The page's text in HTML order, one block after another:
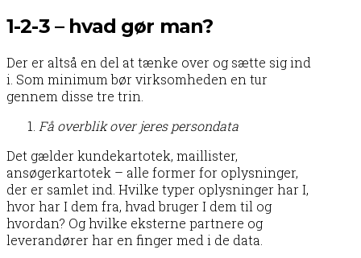
1-2-3 – hvad gør man?
Der er altså en del at tænke over og sætte sig ind
i. Som minimum bør virksomheden en tur
gennem disse tre trin.
Få overblik over jeres persondata
Det gælder kundekartotek, maillister,
ansøgerkartotek – alle former for oplysninger,
der er samlet ind. Hvilke typer oplysninger har I,
hvor har I dem fra, hvad bruger I dem til og
hvordan? Og hvilke eksterne partnere og
leverandører har en finger med i de data.